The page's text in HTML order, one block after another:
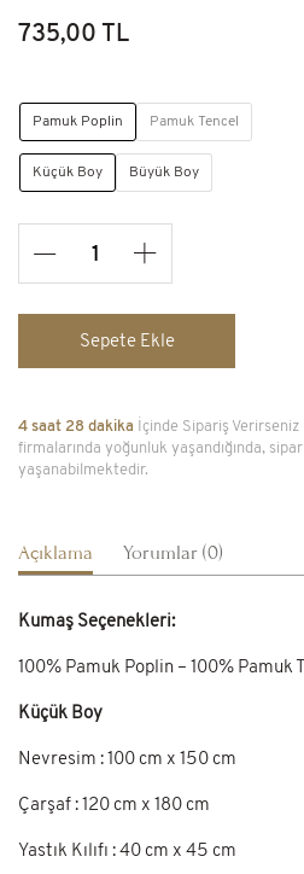
735,00 TL
Pamuk Poplin Pamuk Tencel
Küçük Boy Büyük Boy
Sepete Ekle
4 saat 28 dakika İçinde Sipariş
firmalarında yoğunluk yaşandığında,
yaşanabilmektedir.
Açıklama Yorumlar (0)
Kumaş Seçenekleri:
100% Pamuk Poplin – 100% Pamuk
Küçük Boy
Nevresim : 100 cm x 150 cm
Çarşaf : 120 cm x 180 cm
Yastık Kılıfı : 40 cm x 45 cm